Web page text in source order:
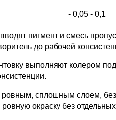
и др.), кг - 0,05 - 0,1
пигмент и смесь
до рабочей
выполняют колером
ровным, сплошным слоем,
окраску без